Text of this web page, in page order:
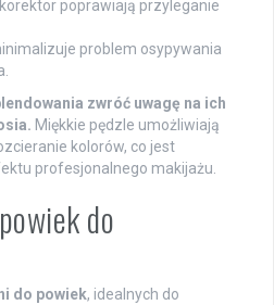
poprawiają przyleganie
problem osypywania
zwróć uwagę na ich
Miękkie pędzle umożliwiają
kolorów, co jest
profesjonalnego makijażu.
do
do powiek, idealnych do